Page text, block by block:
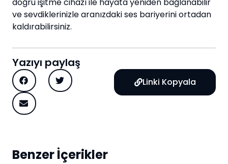
ve sevdiklerinizle aranızdaki ses bariyerini ortadan
kaldırabilirsiniz.
Yazıyı paylaş
Linki Kopyala
Benzer İçerikler